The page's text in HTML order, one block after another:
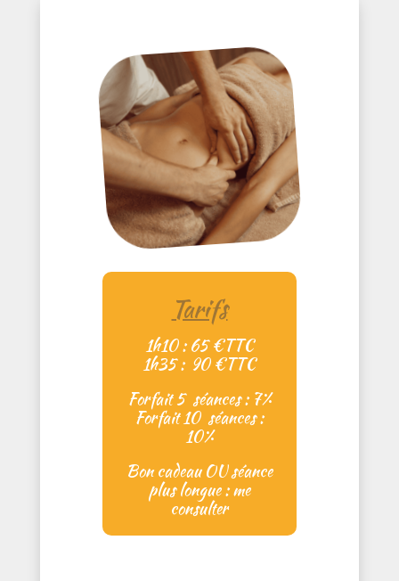
Tarifs
1h10 : 65 €TTC
1h35 : 90 €TTC
Forfait 5 séances : 7%
Forfait 10 séances :
10%
Bon cadeau OU séance
plus longue : me
consulter